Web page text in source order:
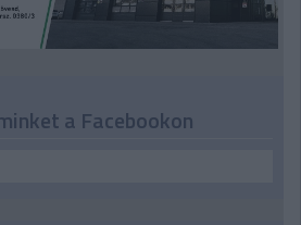
a Facebookon